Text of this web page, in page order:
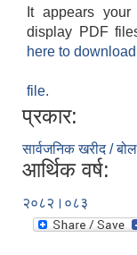
It appears
display PDF
here to
file.
प्रकार:
सार्वजनिक खरीद /
आर्थिक वर्ष:
२०८२।०८३